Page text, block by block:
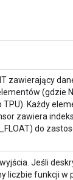
zawierający
(gdzie
Każdy
zawiera
do
Jeśli
liczbie funkcji